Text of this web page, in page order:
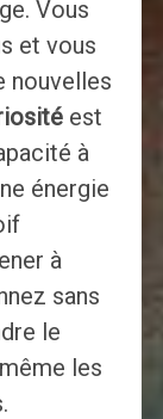
Vous
et vous
nouvelles
est
à
énergie
à
sans
le
les